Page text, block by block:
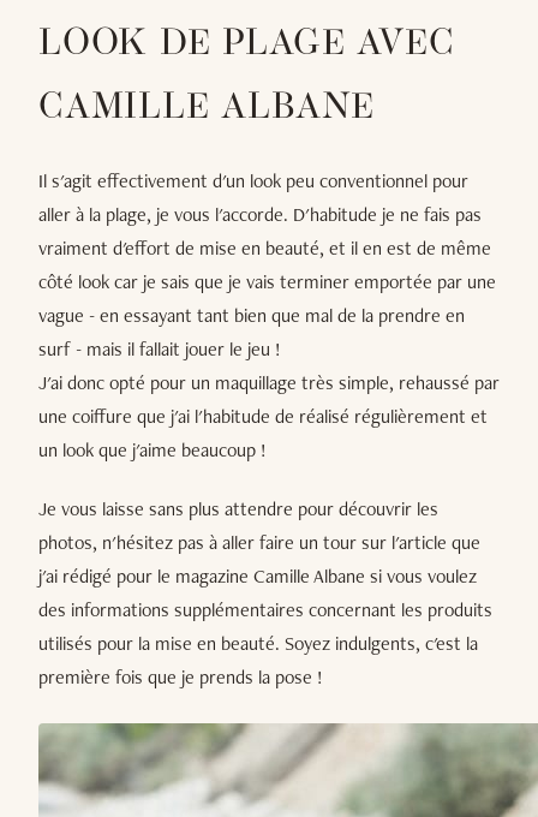
LOOK DE PLAGE AVEC
CAMILLE ALBANE
Il s'agit effectivement d'un look peu conventionnel pour
aller à la plage, je vous l'accorde. D'habitude je ne fais pas
vraiment d'effort de mise en beauté, et il en est de même
côté look car je sais que je vais terminer emportée par une
vague - en essayant tant bien que mal de la prendre en
surf - mais il fallait jouer le jeu !
J'ai donc opté pour un maquillage très simple, rehaussé par
une coiffure que j'ai l'habitude de réalisé régulièrement et
un look que j'aime beaucoup !
Je vous laisse sans plus attendre pour découvrir les
photos, n'hésitez pas à aller faire un tour sur l'article que
j'ai rédigé pour le magazine Camille Albane si vous voulez
des informations supplémentaires concernant les produits
utilisés pour la mise en beauté. Soyez indulgents, c'est la
première fois que je prends la pose !